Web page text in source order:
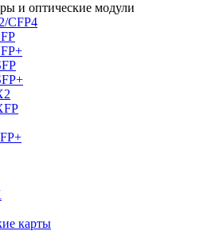
и оптические модули
CFP4
карты